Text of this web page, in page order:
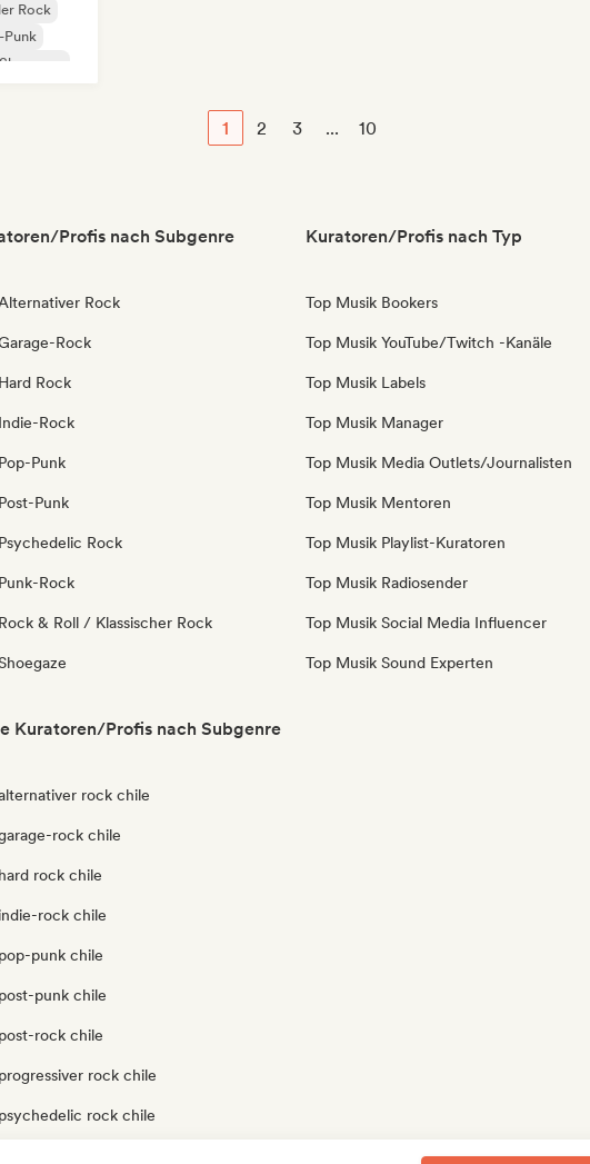
Rock
Punk
Shoegaze
1 2 3 ... 10
Profis nach Subgenre
Rock
Rock
Rock
Rock
Punk
Punk
Rock
Rock
& Roll / Klassischer Rock
Kuratoren/Profis nach Typ
Top Musik Bookers
Top Musik YouTube/Twitch -Kanäle
Top Musik Labels
Top Musik Manager
Top Musik Media Outlets/Journalisten
Top Musik Mentoren
Top Musik Playlist-Kuratoren
Top Musik Radiosender
Top Musik Social Media Influencer
Top Musik Sound Experten
Kuratoren/Profis nach Subgenre
rock chile
rock chile
rock chile
rock chile
punk chile
punk chile
rock chile
rock chile
rock chile